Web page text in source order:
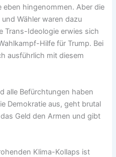
eben hingenommen. Aber die
Wähler waren dazu
Trans-Ideologie erwies sich
Hilfe für Trump. Bei
ausführlich mit diesem
alle Befürchtungen haben
Demokratie aus, geht brutal
Geld den Armen und gibt
Klima-Kollaps ist